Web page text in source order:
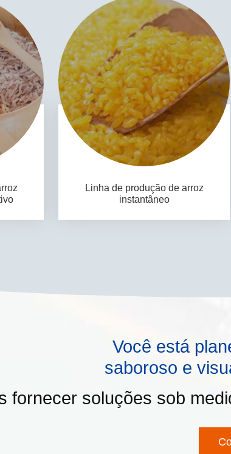
Linha de produção de arroz
instantâneo
Você está
saboroso e
fornecer soluções sob